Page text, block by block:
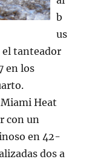
b
us
el tanteador
en los
Heat
con un
en 42-
dos a